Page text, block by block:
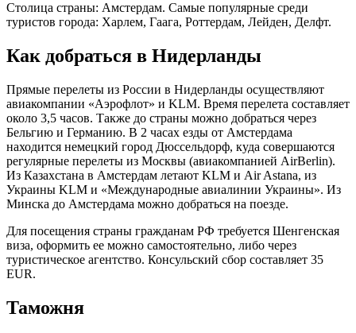
Столица страны: Амстердам. Самые популярные среди
туристов города: Харлем, Гаага, Роттердам, Лейден, Делфт.
Как добраться в Нидерланды
Прямые перелеты из России в Нидерланды осуществляют
авиакомпании «Аэрофлот» и KLM. Время перелета составляет
около 3,5 часов. Также до страны можно добраться через
Бельгию и Германию. В 2 часах езды от Амстердама
находится немецкий город Дюссельдорф, куда совершаются
регулярные перелеты из Москвы (авиакомпанией AirBerlin).
Из Казахстана в Амстердам летают KLM и Air Astana, из
Украины KLM и «Международные авиалинии Украины». Из
Минска до Амстердама можно добраться на поезде.
Для посещения страны гражданам РФ требуется Шенгенская
виза, оформить ее можно самостоятельно, либо через
туристическое агентство. Консульский сбор составляет 35
EUR.
Таможня